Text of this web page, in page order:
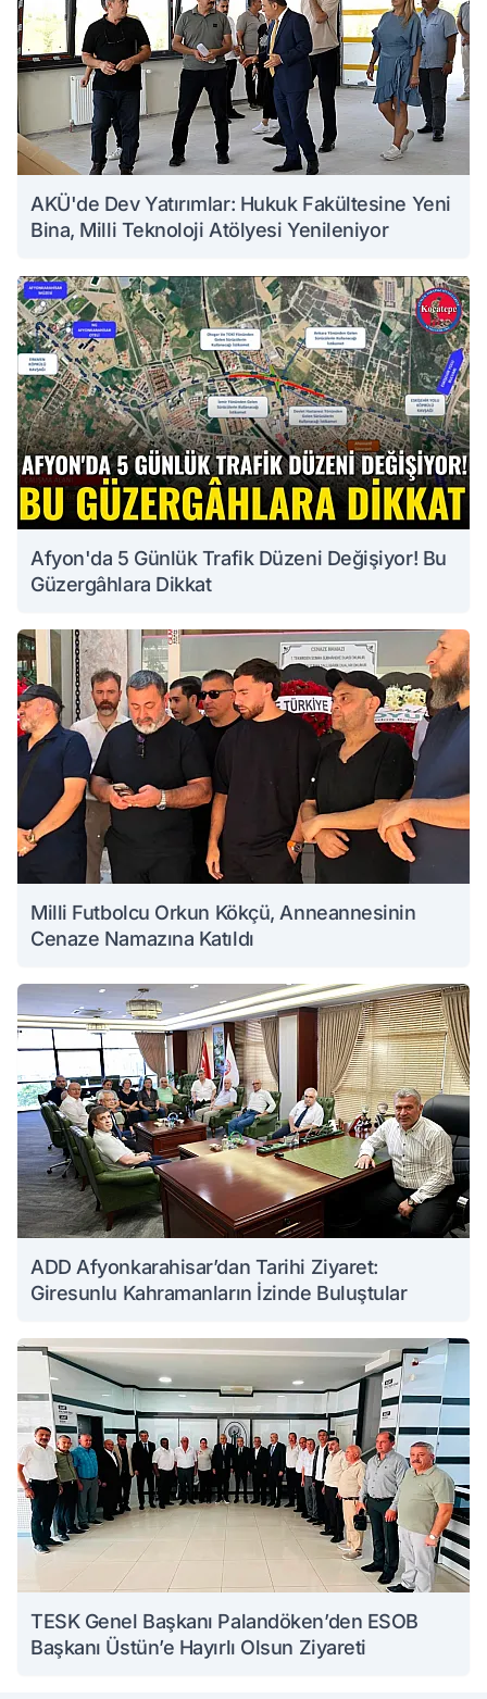
AKÜ'de Dev Yatırımlar: Hukuk Fakültesine Yeni
Bina, Milli Teknoloji Atölyesi Yenileniyor
Afyon'da 5 Günlük Trafik Düzeni Değişiyor! Bu
Güzergâhlara Dikkat
Milli Futbolcu Orkun Kökçü, Anneannesinin
Cenaze Namazına Katıldı
ADD Afyonkarahisar’dan Tarihi Ziyaret:
Giresunlu Kahramanların İzinde Buluştular
TESK Genel Başkanı Palandöken’den ESOB
Başkanı Üstün’e Hayırlı Olsun Ziyareti